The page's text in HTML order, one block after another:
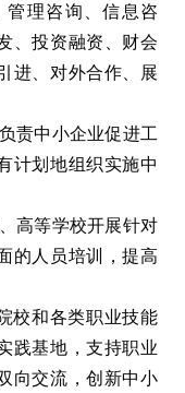
管理咨询、信息咨
、投资融资、财会
进、对外合作、展
责中小企业促进工
计划地组织实施中
高等学校开展针对
的人员培训，提高
校和各类职业技能
践基地，支持职业
向交流，创新中小